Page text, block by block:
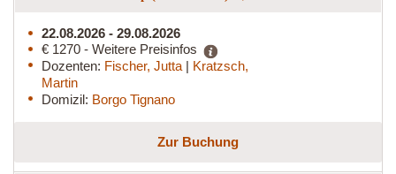
22.08.2026 - 29.08.2026
€ 1270 - Weitere Preisinfos
Dozenten: Fischer, Jutta | Kratzsch,
Martin
Domizil: Borgo Tignano
Zur Buchung